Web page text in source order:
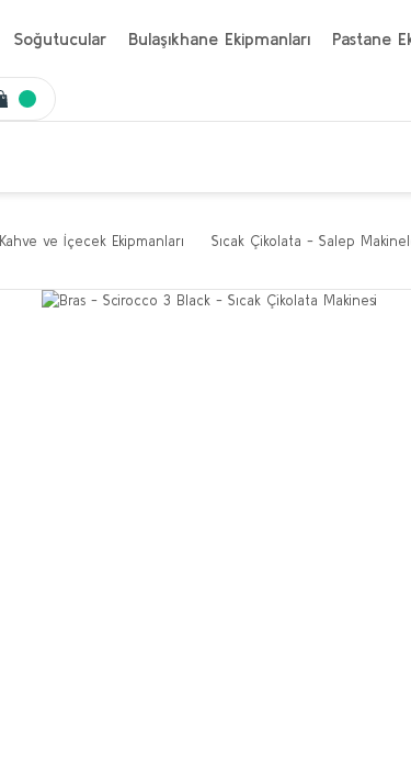
Soğutucular Bulaşıkhane Ekipmanları Pastane
Kahve ve İçecek Ekipmanları Sıcak Çikolata - Salep